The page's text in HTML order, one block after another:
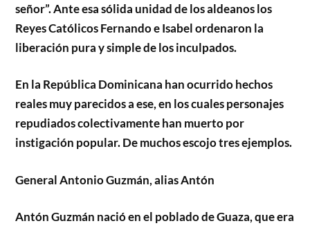
señor”. Ante esa sólida unidad de los aldeanos los
Reyes Católicos Fernando e Isabel ordenaron la
liberación pura y simple de los inculpados.
En la República Dominicana han ocurrido hechos
reales muy parecidos a ese, en los cuales personajes
repudiados colectivamente han muerto por
instigación popular. De muchos escojo tres ejemplos.
General Antonio Guzmán, alias Antón
Antón Guzmán nació en el poblado de Guaza, que era